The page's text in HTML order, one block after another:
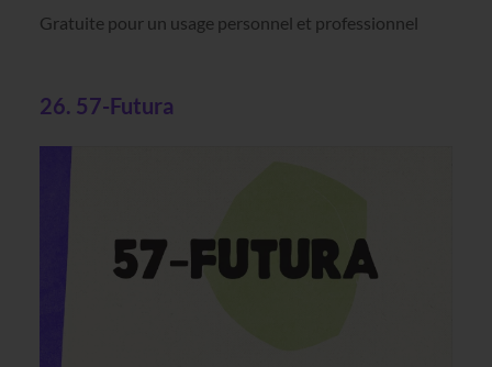
Gratuite pour un usage personnel et professionnel
26. 57-Futura